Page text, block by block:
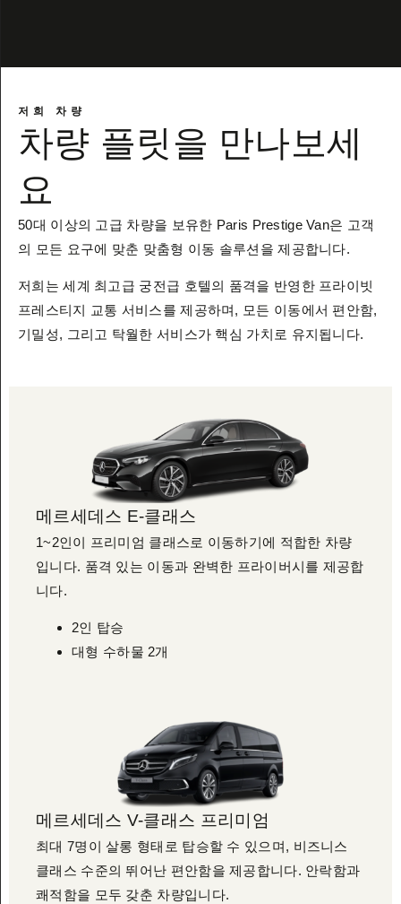
저희 차량
차량 플릿을 만나보세
요
50대 이상의 고급 차량을 보유한 Paris Prestige Van은 고객
의 모든 요구에 맞춘 맞춤형 이동 솔루션을 제공합니다.
저희는 세계 최고급 궁전급 호텔의 품격을 반영한 프라이빗
프레스티지 교통 서비스를 제공하며, 모든 이동에서 편안함,
기밀성, 그리고 탁월한 서비스가 핵심 가치로 유지됩니다.
메르세데스 E-클래스
1~2인이 프리미엄 클래스로 이동하기에 적합한 차량
입니다. 품격 있는 이동과 완벽한 프라이버시를 제공합
니다.
2인 탑승
대형 수하물 2개
메르세데스 V-클래스 프리미엄
최대 7명이 살롱 형태로 탑승할 수 있으며, 비즈니스
클래스 수준의 뛰어난 편안함을 제공합니다. 안락함과
쾌적함을 모두 갖춘 차량입니다.